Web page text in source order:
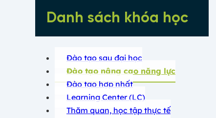
Danh sách khóa học
Đào tạo sau đại học
Đào tạo nâng cao năng lực
Đào tạo hợp nhất
Learning Center (LC)
Thăm quan, học tập thực tế